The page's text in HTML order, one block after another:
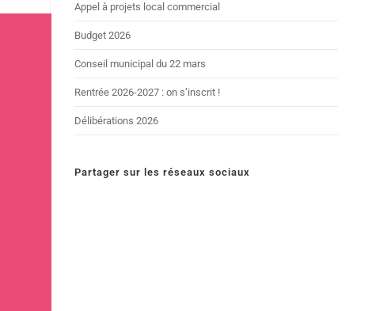
Appel à projets local commercial
Budget 2026
Conseil municipal du 22 mars
Rentrée 2026-2027 : on s’inscrit !
Délibérations 2026
Partager sur les réseaux sociaux